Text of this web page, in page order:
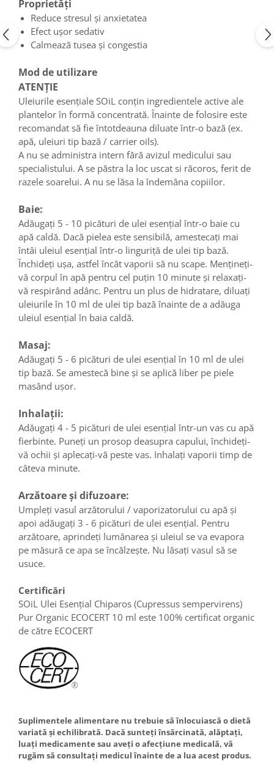
Proprietăți
Reduce stresul și anxietatea
Efect ușor sedativ
Calmează tusea și congestia
Mod de utilizare
ATENȚIE
Uleiurile esențiale SOiL conțin ingredientele active ale
plantelor în formă concentrată. Înainte de folosire este
recomandat să fie întotdeauna diluate într-o bază (ex.
apă, uleiuri tip bază / carrier oils).
A nu se administra intern fără avizul medicului sau
specialistului. A se păstra la loc uscat si răcoros, ferit de
razele soarelui. A nu se lăsa la îndemâna copiilor.
Baie:
Adăugați 5 - 10 picături de ulei esențial într-o baie cu
apă caldă. Dacă pielea este sensibilă, amestecați mai
întâi uleiul esențial într-o linguriță de ulei tip bază.
Închideți ușa, astfel încât vaporii să nu scape. Mențineți-
vă corpul în apă pentru cel puțin 10 minute și relaxați-
vă respirând adânc. Pentru un plus de hidratare, diluați
uleiurile în 10 ml de ulei tip bază înainte de a adăuga
uleiul esențial în baia caldă.
Masaj:
Adăugați 5 - 6 picături de ulei esențial în 10 ml de ulei
tip bază. Se amestecă bine și se aplică liber pe piele
masând ușor.
Inhalații:
Adăugați 4 - 5 picături de ulei esențial într-un vas cu apă
fierbinte. Puneți un prosop deasupra capului, închideți-
vă ochii și aplecați-vă peste vas. Inhalați vaporii timp de
câteva minute.
Arzătoare și difuzoare:
Umpleți vasul arzătorului / vaporizatorului cu apă și
apoi adăugați 3 - 6 picături de ulei esențial. Pentru
arzătoare, aprindeți lumânarea și uleiul se va evapora
pe măsură ce apa se încălzește. Nu lăsați vasul să se
usuce.
Certificări
SOiL Ulei Esențial Chiparos (Cupressus sempervirens)
Pur Organic ECOCERT 10 ml este 100% certificat organic
de către ECOCERT
Suplimentele alimentare nu trebuie să înlocuiască o dietă
variată și echilibrată. Dacă sunteți însărcinată, alăptați,
luați medicamente sau aveți o afecțiune medicală, vă
rugăm să consultați medicul înainte de a lua acest produs.